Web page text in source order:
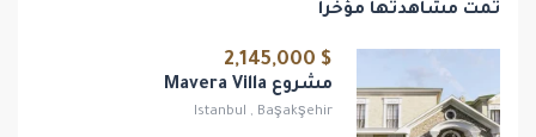
تمت مشاهدتها مؤخراً
$ 2,145,000
مشروع Mavera Villa
Istanbul , Başakşehir